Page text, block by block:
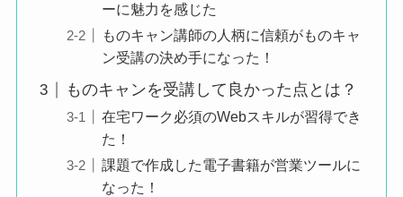
ーに魅力を感じた
ものキャン講師の人柄に信頼がものキャ
ン受講の決め手になった！
ものキャンを受講して良かった点とは？
在宅ワーク必須のWebスキルが習得でき
た！
課題で作成した電子書籍が営業ツールに
なった！